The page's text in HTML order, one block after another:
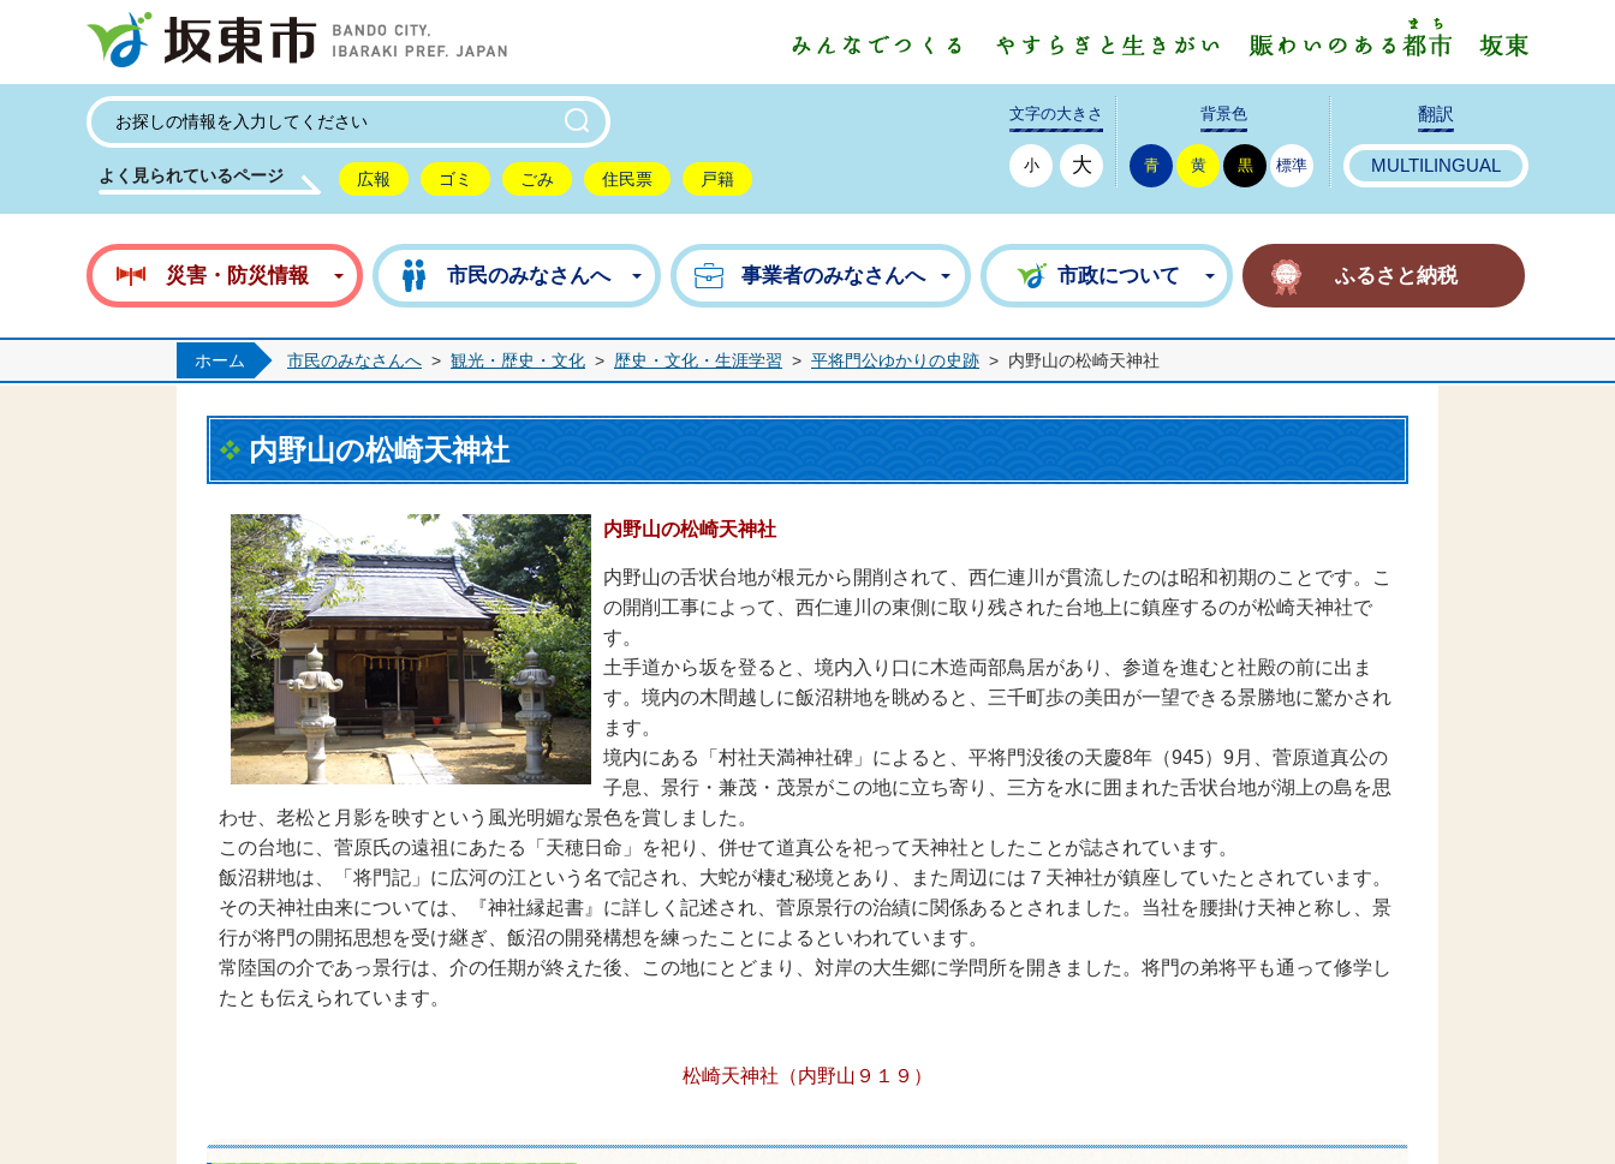
よく見られているページ 広報 ゴミ ごみ 住民票 戸籍
文字の大きさ
小 大
背景色
青 黄 黒 標準
翻訳
MULTILINGUAL
災害・防災情報 市民のみなさんへ 事業者のみなさんへ 市政について ふるさと納税
ホーム 市民のみなさんへ > 観光・歴史・文化 > 歴史・文化・生涯学習 > 平将門公ゆかりの史跡 > 内野山の松崎天神社
内野山の松崎天神社
内野山の松崎天神社
内野山の舌状台地が根元から開削されて、西仁連川が貫流したのは昭和初期のことです。こ
の開削工事によって、西仁連川の東側に取り残された台地上に鎮座するのが松崎天神社で
す。
土手道から坂を登ると、境内入り口に木造両部鳥居があり、参道を進むと社殿の前に出ま
す。境内の木間越しに飯沼耕地を眺めると、三千町歩の美田が一望できる景勝地に驚かされ
ます。
境内にある「村社天満神社碑」によると、平将門没後の天慶8年（945）9月、菅原道真公の
子息、景行・兼茂・茂景がこの地に立ち寄り、三方を水に囲まれた舌状台地が湖上の島を思
わせ、老松と月影を映すという風光明媚な景色を賞しました。
この台地に、菅原氏の遠祖にあたる「天穂日命」を祀り、併せて道真公を祀って天神社としたことが誌されています。
飯沼耕地は、「将門記」に広河の江という名で記され、大蛇が棲む秘境とあり、また周辺には７天神社が鎮座していたとされています。
その天神社由来については、『神社縁起書』に詳しく記述され、菅原景行の治績に関係あるとされました。当社を腰掛け天神と称し、景
行が将門の開拓思想を受け継ぎ、飯沼の開発構想を練ったことによるといわれています。
常陸国の介であっ景行は、介の任期が終えた後、この地にとどまり、対岸の大生郷に学問所を開きました。将門の弟将平も通って修学し
たとも伝えられています。
松崎天神社（内野山９１９）